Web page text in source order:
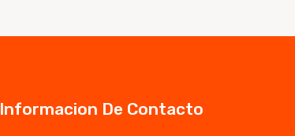
Informacion De Contacto